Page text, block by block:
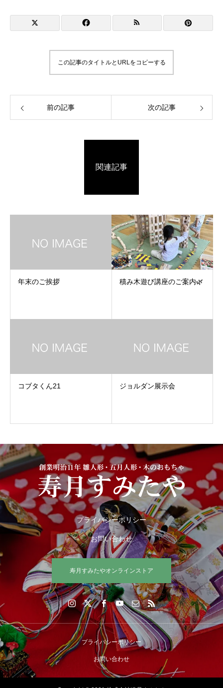
この記事のタイトルとURLをコピーする
前の記事 次の記事
関連記事
年末のご挨拶 積み木遊び講座のご案内🌿
コブタくん21 ジョルダン展示会
プライバシーポリシー
お問い合わせ
寿月すみたやオンラインストア
プライバシーポリシー
お問い合わせ